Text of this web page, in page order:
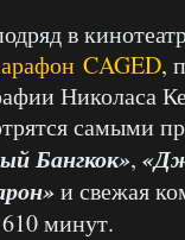
в
CAGED,
Николаса
самыми
Бангкок»,
и свежая
минут.